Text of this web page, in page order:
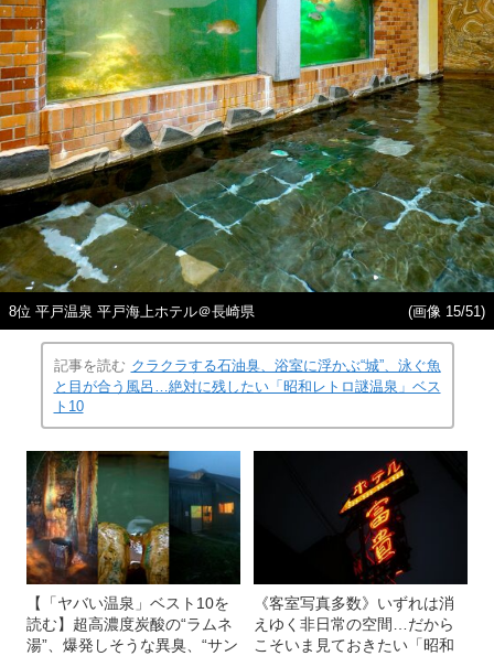
8位 平戸温泉 平戸海上ホテル＠長崎県 (画像 15/51)
記事を読む クラクラする石油臭、浴室に浮かぶ“城”、泳ぐ魚
と目が合う風呂…絶対に残したい「昭和レトロ謎温泉」ベス
ト10
【「ヤバい温泉」ベスト10を
読む】超高濃度炭酸の“ラムネ
湯”、爆発しそうな異臭、“サン
《客室写真多数》いずれは消
えゆく非日常の空間…だから
こそいま見ておきたい「昭和